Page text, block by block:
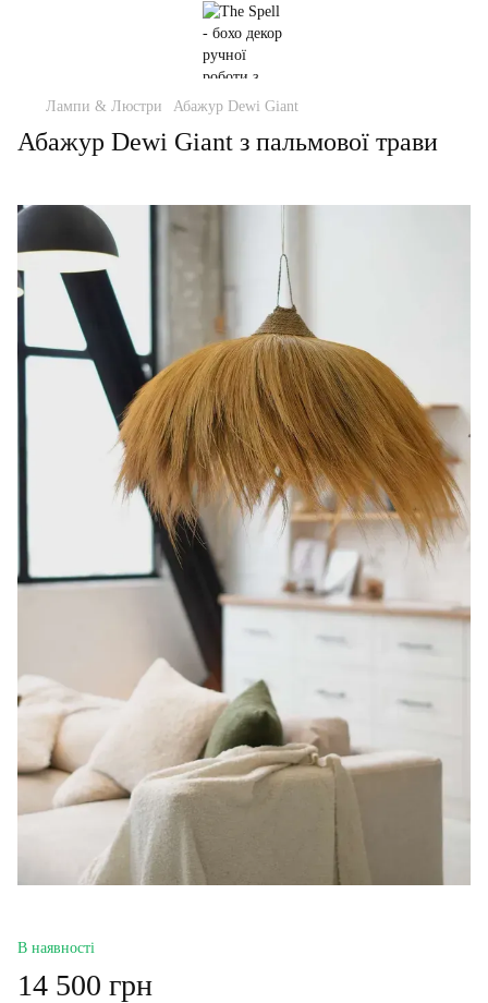
Лампи & Люстри Абажур Dewi Giant
Абажур Dewi Giant з пальмової трави
В наявності
14 500 грн